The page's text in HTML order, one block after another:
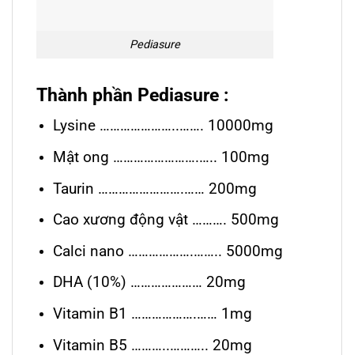
Pediasure
Thành phần Pediasure :
Lysine …………………..……. 10000mg
Mật ong …………………….….. 100mg
Taurin …………………….…… 200mg
Cao xương động vật ………. 500mg
Calci nano ……………….…….. 5000mg
DHA (10%) ………………… 20mg
Vitamin B1 ……………….…… 1mg
Vitamin B5 ………..……….. 20mg